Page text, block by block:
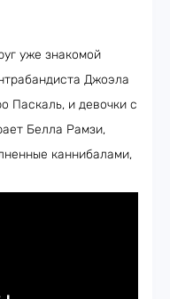
уже знакомой
Джоэла
Паскаль, и девочки с
Белла Рамзи,
каннибалами,